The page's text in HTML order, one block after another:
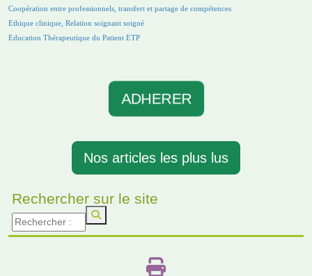
Coopération entre professionnels, transfert et partage de compétences
Ethique clinique, Relation soignant soigné
Education Thérapeutique du Patient ETP
ADHERER
Nos articles les plus lus
Rechercher sur le site